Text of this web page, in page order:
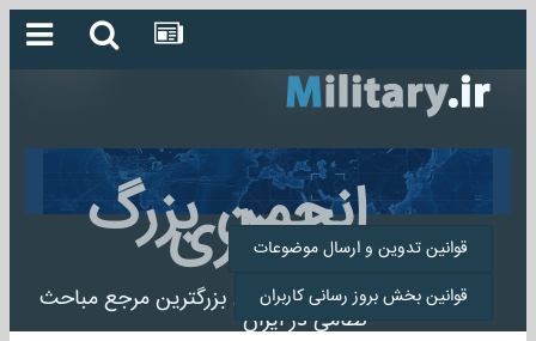
انجمن بزرگ
میلیتاری
انجمن میلیتاری بزرگترین مرجع مباحث
نظامی در ایران
قوانین تدوین و ارسال موضوعات
قوانین بخش بروز رسانی کاربران